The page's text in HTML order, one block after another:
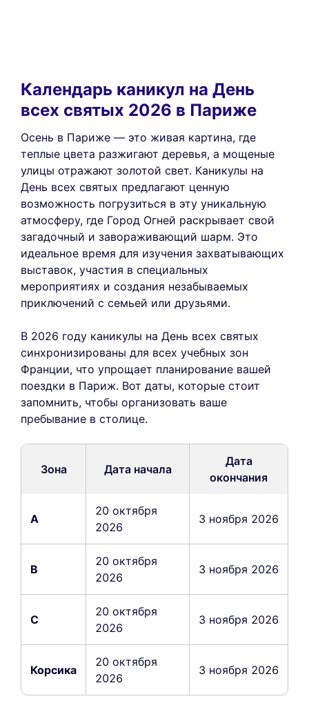
Календарь каникул на День
всех святых 2026 в Париже
Осень в Париже — это живая картина, где
теплые цвета разжигают деревья, а мощеные
улицы отражают золотой свет. Каникулы на
День всех святых предлагают ценную
возможность погрузиться в эту уникальную
атмосферу, где Город Огней раскрывает свой
загадочный и завораживающий шарм. Это
идеальное время для изучения захватывающих
выставок, участия в специальных
мероприятиях и создания незабываемых
приключений с семьей или друзьями.
В 2026 году каникулы на День всех святых
синхронизированы для всех учебных зон
Франции, что упрощает планирование вашей
поездки в Париж. Вот даты, которые стоит
запомнить, чтобы организовать ваше
пребывание в столице.
Зона Дата начала
Дата
окончания
A
20 октября
2026
3 ноября 2026
B
20 октября
2026
3 ноября 2026
C
20 октября
2026
3 ноября 2026
Корсика
20 октября
2026
3 ноября 2026